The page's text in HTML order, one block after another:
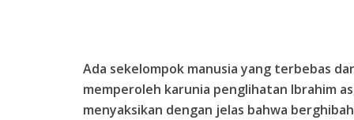
Ada sekelompok manusia yang terbebas
memperoleh karunia penglihatan Ibrahim
menyaksikan dengan jelas bahwa